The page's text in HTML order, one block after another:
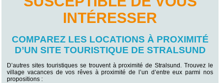
INTÉRESSER
COMPAREZ LES LOCATIONS À PROXIMITÉ
D’UN SITE TOURISTIQUE DE STRALSUND
D’autres sites touristiques se trouvent à proximité de Stralsund. Trouvez le
village vacances de vos rêves à proximité de l’un d’entre eux parmi nos
propositions :